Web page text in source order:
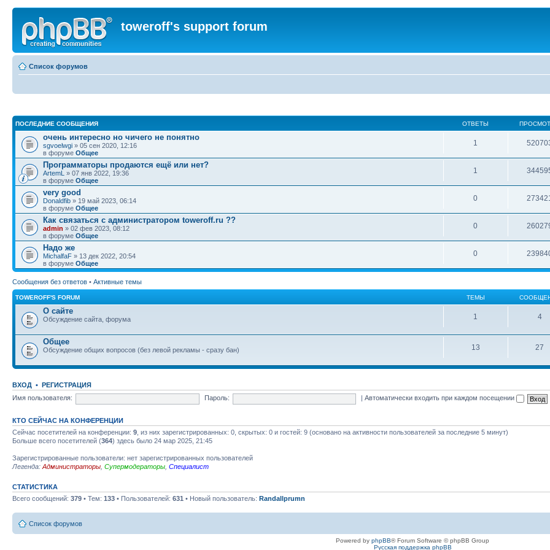
toweroff's support forum
Список форумов
ПОСЛЕДНИЕ СООБЩЕНИЯ ОТВЕТЫ
очень интересно но чичего не понятно
sgvoelwgi » 05 сен 2020, 12:16
в форуме Общее
1
Программаторы продаются ещё или нет?
ArtemL » 07 янв 2022, 19:36
в форуме Общее
1
very good
Donaldfib » 19 май 2023, 06:14
в форуме Общее
0
Как связаться с администратором toweroff.ru ??
admin » 02 фев 2023, 08:12
в форуме Общее
0
Надо же
MichalfaF » 13 дек 2022, 20:54
в форуме Общее
0
Сообщения без ответов • Активные темы
TOWEROFF'S FORUM ТЕМЫ
О сайте
Обсуждение сайта, форума 1 4
Общее
Обсуждение общих вопросов (без левой рекламы - сразу бан) 13 27
ВХОД • РЕГИСТРАЦИЯ
Имя пользователя:
Пароль: |Автоматически входить при каждом посещении
КТО СЕЙЧАС НА КОНФЕРЕНЦИИ
Сейчас посетителей на конференции: 9 , из них зарегистрированных: 0, скрытых: 0 и гостей: 9 (основано на активности пользователей за последние 5 минут)
Больше всего посетителей (364) здесь было 24 мар 2025, 21:45
Зарегистрированные пользователи: нет зарегистрированных пользователей
Легенда: Администраторы Супермодераторы Специалист
СТАТИСТИКА
Всего сообщений: 379 • Тем: 133 • Пользователей: 631 • Новый пользователь: Randallprumn
Список форумов
Powered by phpBB® Forum Software © phpBB Group
Русская поддержка phpBB